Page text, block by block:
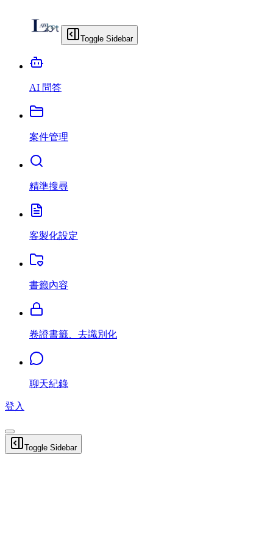
Toggle Sidebar
AI 問答
案件管理
精準搜尋
客製化設定
書籤內容
卷證書籤、去識別化
聊天紀錄
登入
Toggle Sidebar